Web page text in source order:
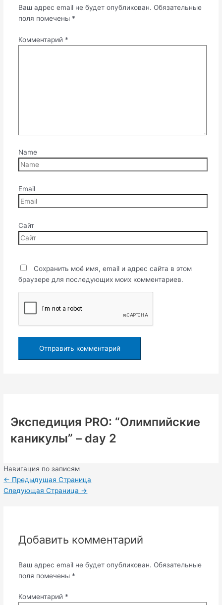
Ваш адрес email не будет опубликован. Обязательные
поля помечены *
Комментарий *
Name
Email
Сайт
Сохранить моё имя, email и адрес сайта в этом
браузере для последующих моих комментариев.
Экспедиция PRO: “Олимпийские
каникулы” – day 2
Навигация по записям
← Предыдущая Страница
Следующая Страница →
Добавить комментарий
Ваш адрес email не будет опубликован. Обязательные
поля помечены *
Комментарий *